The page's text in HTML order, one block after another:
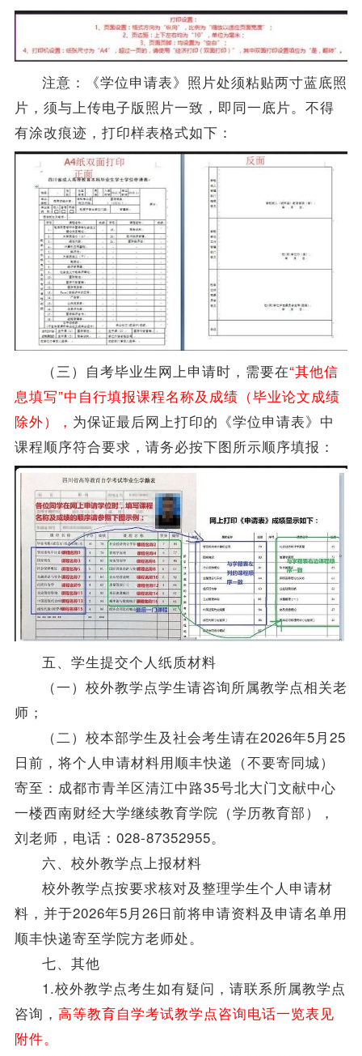
注意：《学位申请表》照片处须粘贴两寸蓝底照
片，须与上传电子版照片一致，即同一底片。不得
有涂改痕迹，打印样表格式如下：
（三）自考毕业生网上申请时，需要在“其他信
息填写”中自行填报课程名称及成绩（毕业论文成绩
除外）， 为保证最后网上打印的《学位申请表》中
课程顺序符合要求，请务必按下图所示顺序填报：
五、学生提交个人纸质材料
（一）校外教学点学生请咨询所属教学点相关老
师；
（二）校本部学生及社会考生请在2026年5月25
日前，将个人申请材料用顺丰快递（不要寄同城）
寄至：成都市青羊区清江中路35号北大门文献中心
一楼西南财经大学继续教育学院（学历教育部），
刘老师，电话：028-87352955。
六、校外教学点上报材料
校外教学点按要求核对及整理学生个人申请材
料，并于2026年5月26日前将申请资料及申请名单用
顺丰快递寄至学院方老师处。
七、其他
1.校外教学点考生如有疑问，请联系所属教学点
咨询， 高等教育自学考试教学点咨询电话一览表见
附件。